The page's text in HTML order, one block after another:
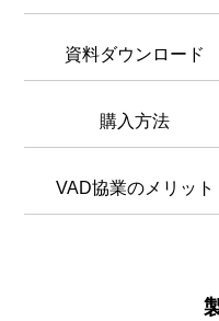
資料ダウンロード
購入方法
VAD協業のメリット